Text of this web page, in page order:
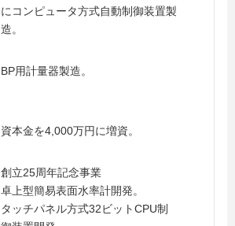
にコンピュータ方式自動制御装置製
造。
BP用計量器製造。
資本金を4,000万円に増資。
創立25周年記念事業
卓上型簡易表面水率計開発。
タッチパネル方式32ビットCPU制